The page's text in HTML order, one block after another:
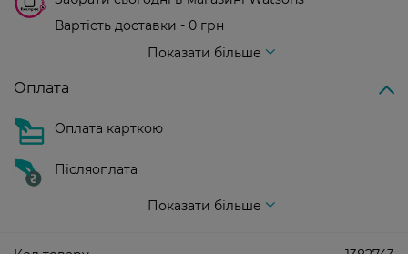
Вартість доставки - 0 грн
Показати більше
Оплата
Оплата карткою
Післяоплата
Показати більше